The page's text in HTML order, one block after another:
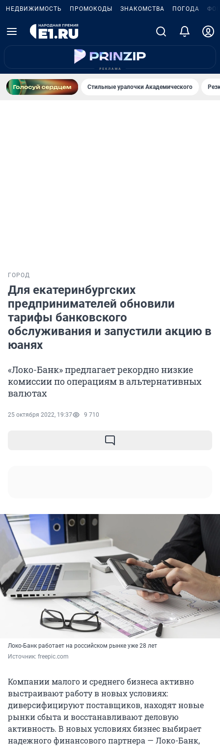
НЕДВИЖИМОСТЬ ПРОМОКОДЫ ЗНАКОМСТВА ПОГОДА
Стильные уралочки Академического
ГОРОД
Для екатеринбургских
предпринимателей обновили
тарифы банковского
обслуживания и запустили акцию в
юанях
«Локо-Банк» предлагает рекордно низкие
комиссии по операциям в альтернативных
валютах
25 октября 2022, 19:37 9 710
Локо-Банк работает на российском рынке уже 28 лет
Источник: freepic.com
Компании малого и среднего бизнеса активно
выстраивают работу в новых условиях:
диверсифицируют поставщиков, находят новые
рынки сбыта и восстанавливают деловую
активность. В новых условиях бизнес выбирает
надежного финансового партнера — Локо-Банк,